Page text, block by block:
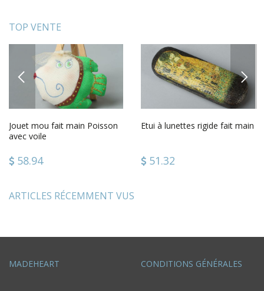
TOP VENTE
PREVIOUS
Jouet mou fait main Poisson
avec voile
58.94
Etui à lunettes rigide fait main
51.32
NEXT
ARTICLES RÉCEMMENT VUS
MADEHEART CONDITIONS GÉNÉRALES